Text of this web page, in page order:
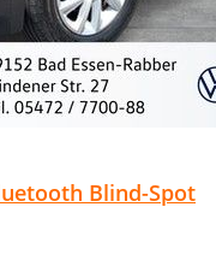
Blind-Spot